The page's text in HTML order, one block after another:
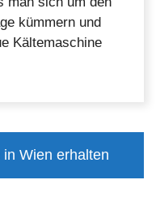
kümmern und
Kältemaschine
Wien erhalten